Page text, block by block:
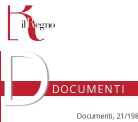
DOCUMENTI
Documenti, 21/